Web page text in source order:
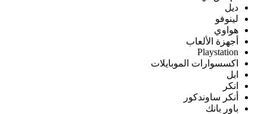
ديل
لينوفو
هواوي
أجهزة الألعاب
Playstation
اكسسوارات الموبايلات
ابل
انكر
أنكر ساوندكور
باور بانك